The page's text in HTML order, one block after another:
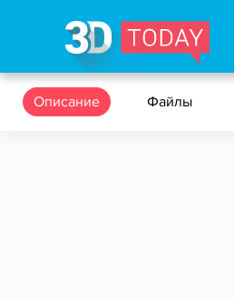
Описание Файлы